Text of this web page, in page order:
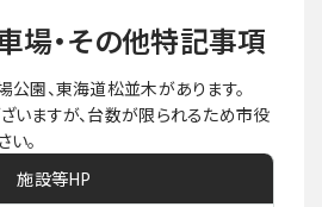
場・その他特記事項
園、東海道松並木があります。
いますが、台数が限られるため市役
。
施設等HP